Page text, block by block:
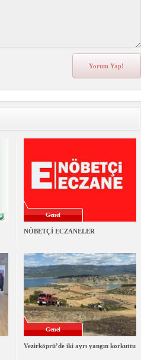
Genel
NÖBETÇİ ECZANELER
Genel
Vezirköprü’de iki ayrı yangın korkuttu